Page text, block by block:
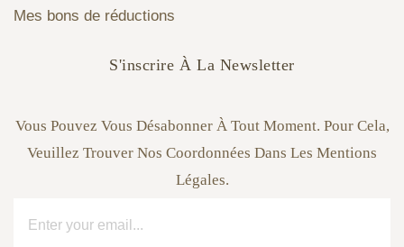
Mes bons de réductions
S'inscrire À La Newsletter
Vous Pouvez Vous Désabonner À Tout Moment. Pour Cela,
Veuillez Trouver Nos Coordonnées Dans Les Mentions
Légales.